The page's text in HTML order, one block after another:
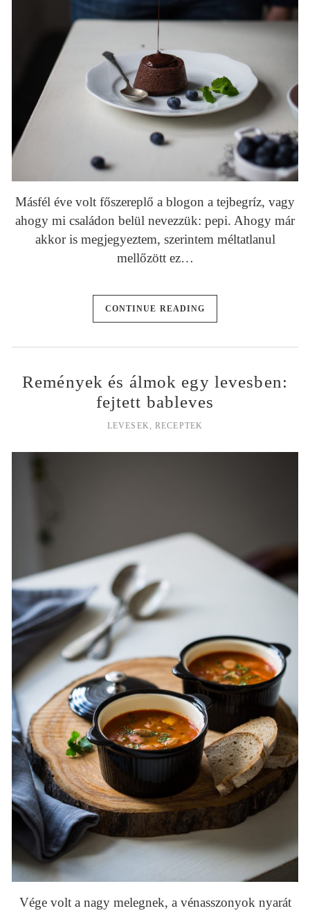
Másfél éve volt főszereplő a blogon a tejbegríz, vagy
ahogy mi családon belül nevezzük: pepi. Ahogy már
akkor is megjegyeztem, szerintem méltatlanul
mellőzött ez…
CONTINUE READING
Remények és álmok egy levesben:
fejtett bableves
LEVESEK ,RECEPTEK
Vége volt a nagy melegnek, a vénasszonyok nyarát